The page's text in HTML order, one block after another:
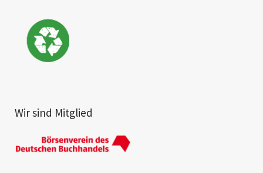
Wir sind Mitglied